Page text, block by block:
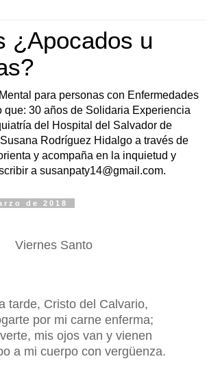
¿Apocados u
para personas con Enfermedades
que: 30 años de Solidaria Experiencia
del Hospital del Salvador de
Rodríguez Hidalgo a través de
y acompaña en la inquietud y
a susanpaty14@gmail.com.
de 2018
Viernes Santo
tarde, Cristo del Calvario,
por mi carne enferma;
mis ojos van y vienen
a mi cuerpo con vergüenza.